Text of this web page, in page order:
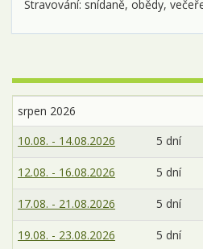
Stravování: snídaně, obědy,
srpen 2026
10.08. - 14.08.2026
5 dní
12.08. - 16.08.2026 5 dní
17.08. - 21.08.2026 5 dní
19.08. - 23.08.2026 5 dní